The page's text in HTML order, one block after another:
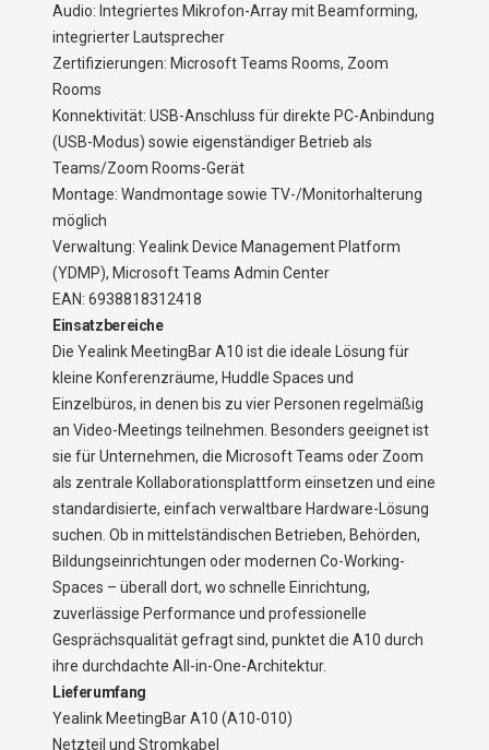
Audio: Integriertes Mikrofon-Array mit Beamforming,
integrierter Lautsprecher
Zertifizierungen: Microsoft Teams Rooms, Zoom
Rooms
Konnektivität: USB-Anschluss für direkte PC-Anbindung
(USB-Modus) sowie eigenständiger Betrieb als
Teams/Zoom Rooms-Gerät
Montage: Wandmontage sowie TV-/Monitorhalterung
möglich
Verwaltung: Yealink Device Management Platform
(YDMP), Microsoft Teams Admin Center
EAN: 6938818312418
Einsatzbereiche
Die Yealink MeetingBar A10 ist die ideale Lösung für
kleine Konferenzräume, Huddle Spaces und
Einzelbüros, in denen bis zu vier Personen regelmäßig
an Video-Meetings teilnehmen. Besonders geeignet ist
sie für Unternehmen, die Microsoft Teams oder Zoom
als zentrale Kollaborationsplattform einsetzen und eine
standardisierte, einfach verwaltbare Hardware-Lösung
suchen. Ob in mittelständischen Betrieben, Behörden,
Bildungseinrichtungen oder modernen Co-Working-
Spaces – überall dort, wo schnelle Einrichtung,
zuverlässige Performance und professionelle
Gesprächsqualität gefragt sind, punktet die A10 durch
ihre durchdachte All-in-One-Architektur.
Lieferumfang
Yealink MeetingBar A10 (A10-010)
Netzteil und Stromkabel